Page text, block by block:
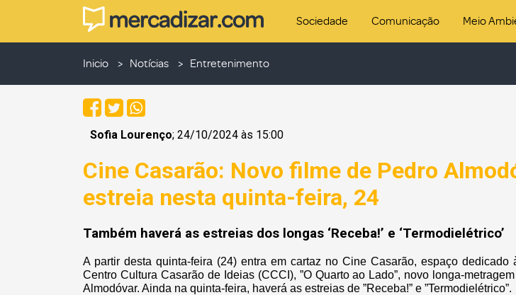
Sociedade Comunicação Meio
Inicio Notícias Entretenimento
Sofia Lourenço; 24/10/2024 às 15:00
Cine Casarão: Novo filme de Pedro
estreia nesta quinta-feira, 24
Também haverá as estreias dos longas ‘Receba!’ e ‘Termodielétrico’
A partir desta quinta-feira (24) entra em cartaz no Cine Casarão, espaço dedicado
Centro Cultura Casarão de Ideias (CCCI), ”O Quarto ao Lado”, novo longa-
Almodóvar. Ainda na quinta-feira, haverá as estreias de ”Receba!” e ”Termodielétrico”.